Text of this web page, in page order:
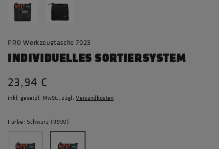
PRO Werkzeugtasche 7023
INDIVIDUELLES SORTIERSYSTEM
23,94 €
inkl. gesetzl. MwSt., zzgl.Versandkosten
Farbe: Schwarz (9990)